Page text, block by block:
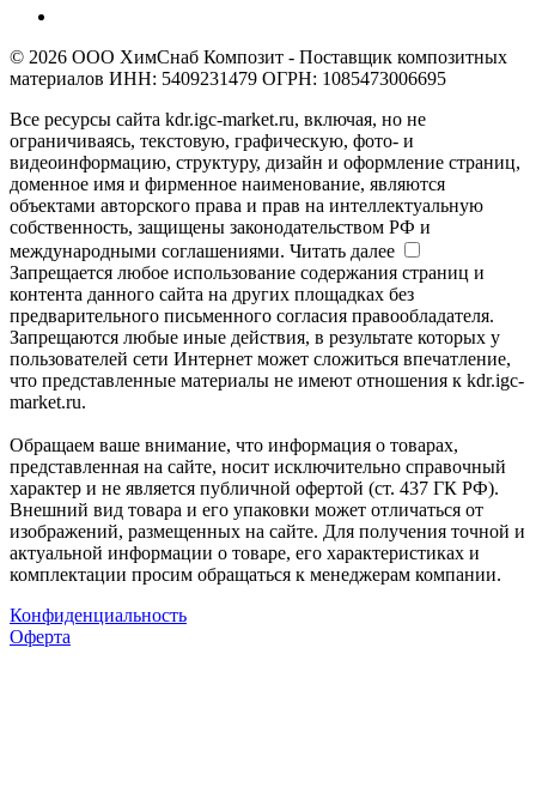
© 2026 ООО ХимСнаб Композит - Поставщик композитных
материалов ИНН: 5409231479 ОГРН: 1085473006695
Все ресурсы сайта kdr.igc-market.ru, включая, но не
ограничиваясь, текстовую, графическую, фото- и
видеоинформацию, структуру, дизайн и оформление страниц,
доменное имя и фирменное наименование, являются
объектами авторского права и прав на интеллектуальную
собственность, защищены законодательством РФ и
международными соглашениями. Читать далее
Запрещается любое использование содержания страниц и
контента данного сайта на других площадках без
предварительного письменного согласия правообладателя.
Запрещаются любые иные действия, в результате которых у
пользователей сети Интернет может сложиться впечатление,
что представленные материалы не имеют отношения к kdr.igc-
market.ru.
Обращаем ваше внимание, что информация о товарах,
представленная на сайте, носит исключительно справочный
характер и не является публичной офертой (ст. 437 ГК РФ).
Внешний вид товара и его упаковки может отличаться от
изображений, размещенных на сайте. Для получения точной и
актуальной информации о товаре, его характеристиках и
комплектации просим обращаться к менеджерам компании.
Конфиденциальность
Оферта